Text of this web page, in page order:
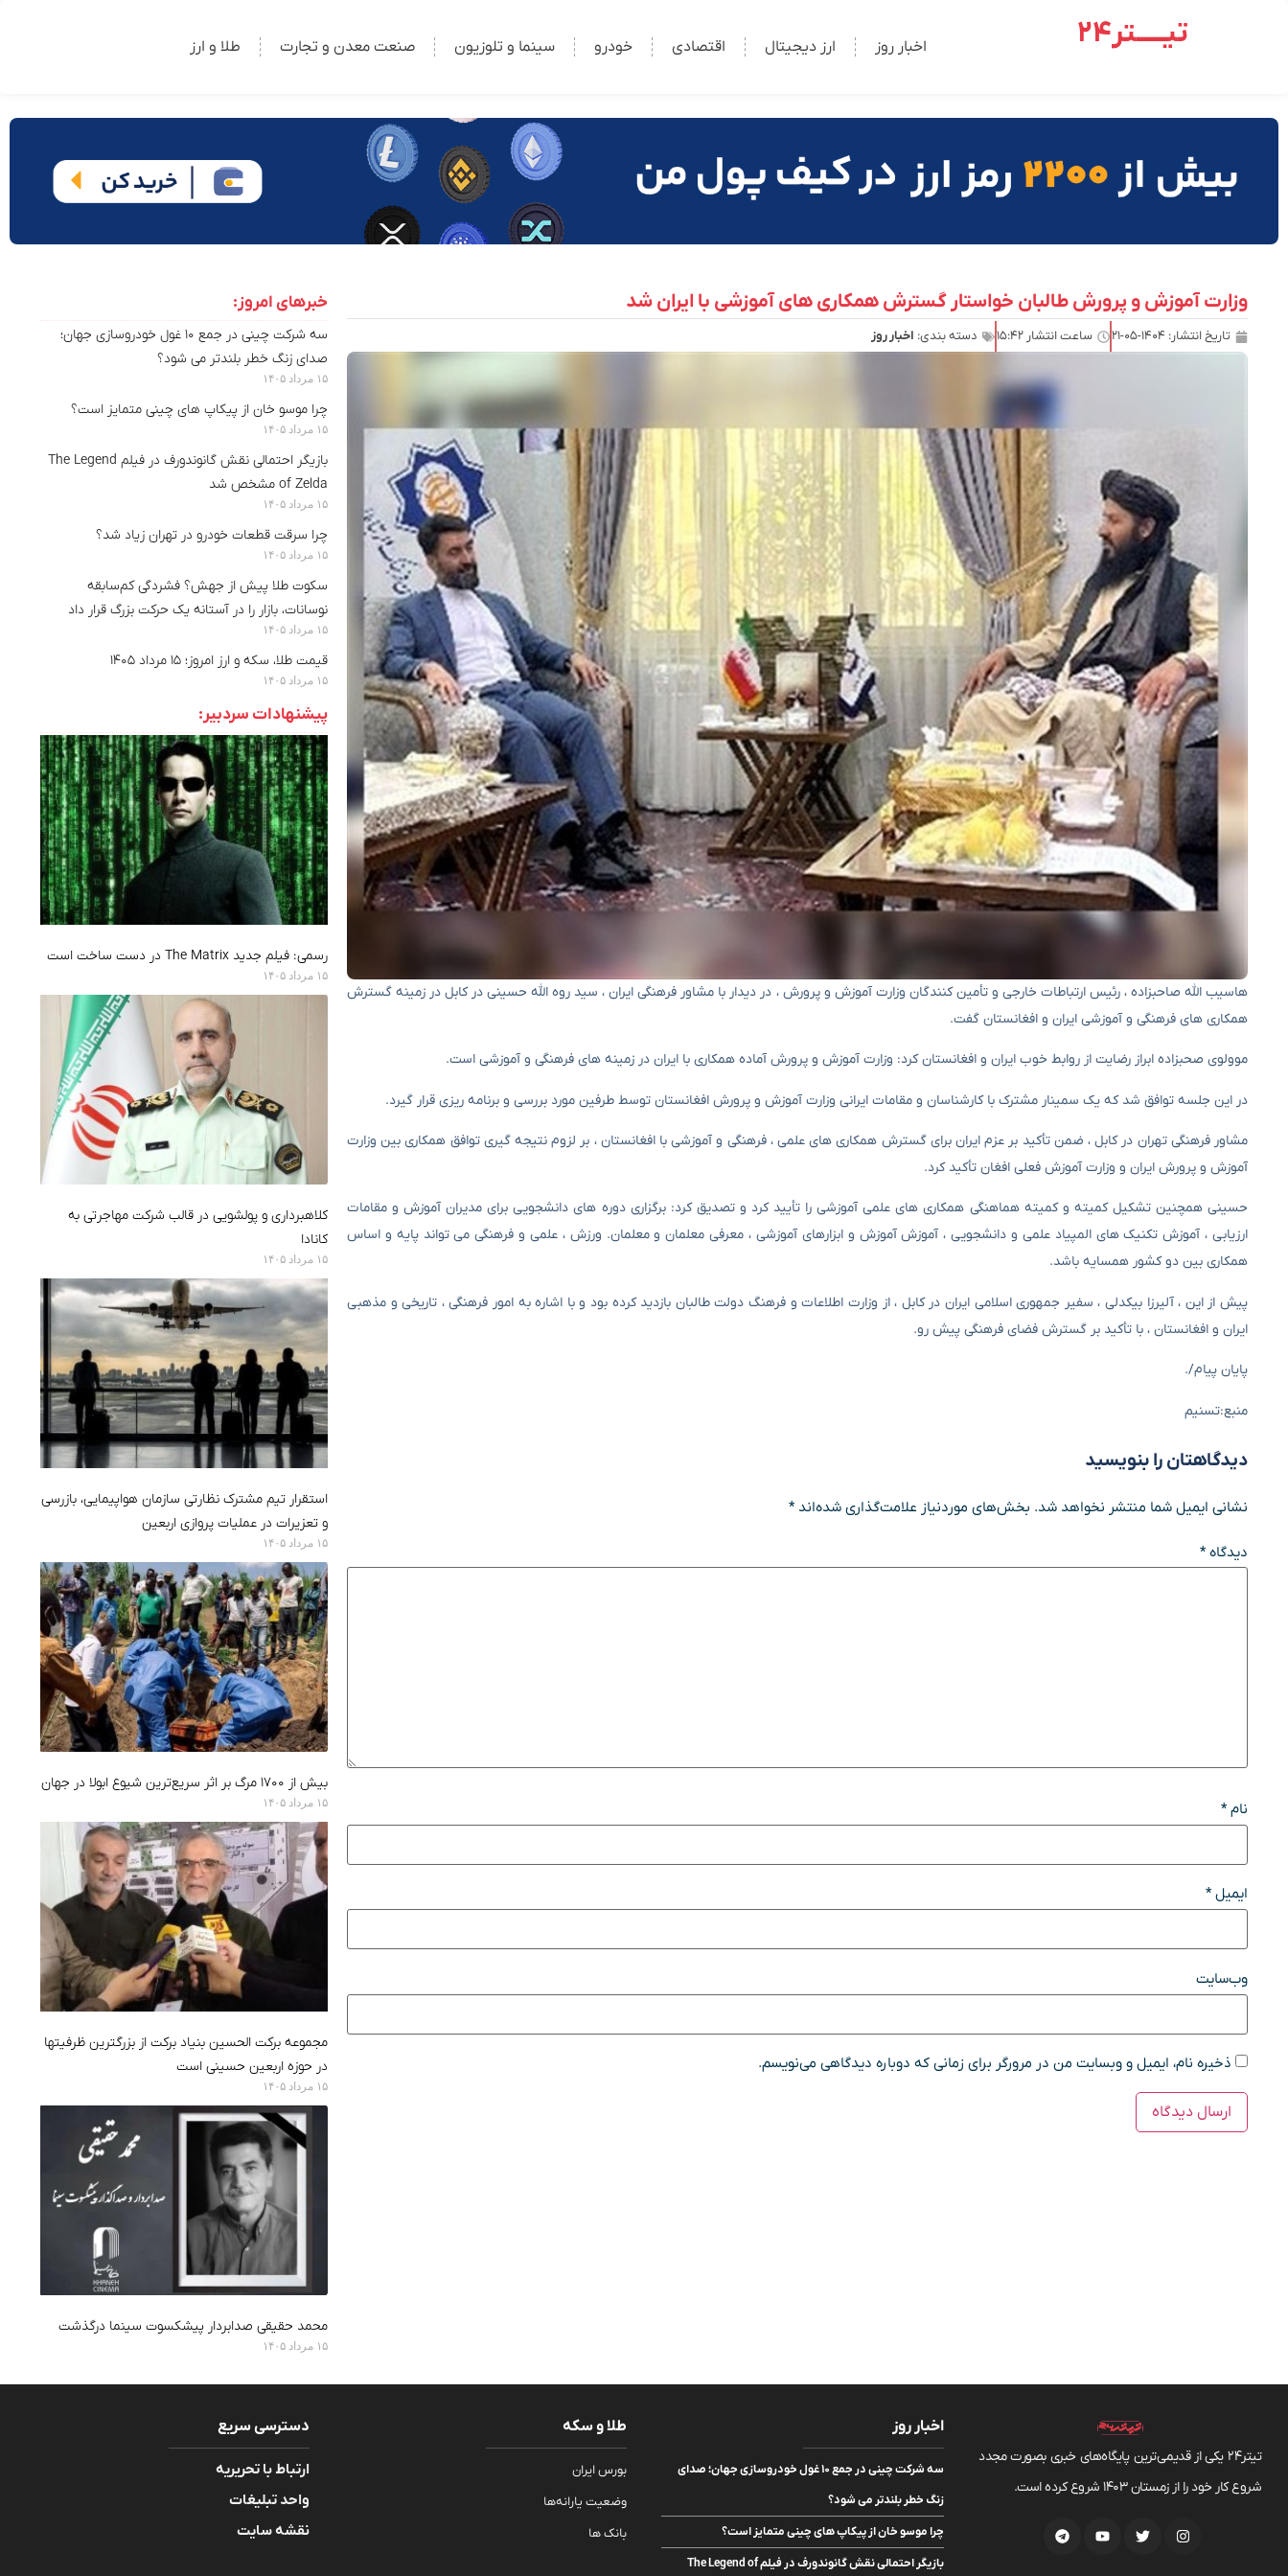
تیـــــتر24 اخبار روز ارز دیجیتال اقتصادی خودرو سینما و تلوزیون صنعت معدن و تجارت طلا و ارز
وزارت آموزش و پرورش طالبان خواستار گسترش همکاری های آموزشی با ایران شد
تاریخ انتشار: ۱۴۰۴-۰۵-۲۱ ساعت انتشار ۱۵:۴۲ دسته بندی: اخبار روز
هاسیب الله صاحبزاده ، رئیس ارتباطات خارجی و تأمین کنندگان وزارت آموزش و پرورش ، در دیدار با مشاور فرهنگی ایران ، سید روه الله حسینی در کابل در زمینه گسترش
همکاری های فرهنگی و آموزشی ایران و افغانستان گفت.
موولوی صحبزاده ابراز رضایت از روابط خوب ایران و افغانستان کرد: وزارت آموزش و پرورش آماده همکاری با ایران در زمینه های فرهنگی و آموزشی است.
در این جلسه توافق شد که یک سمینار مشترک با کارشناسان و مقامات ایرانی وزارت آموزش و پرورش افغانستان توسط طرفین مورد بررسی و برنامه ریزی قرار گیرد.
مشاور فرهنگی تهران در کابل ، ضمن تأکید بر عزم ایران برای گسترش همکاری های علمی ، فرهنگی و آموزشی با افغانستان ، بر لزوم نتیجه گیری توافق همکاری بین وزارت
آموزش و پرورش ایران و وزارت آموزش فعلی افغان تأکید کرد.
حسینی همچنین تشکیل کمیته و کمیته هماهنگی همکاری های علمی آموزشی را تأیید کرد و تصدیق کرد: برگزاری دوره های دانشجویی برای مدیران آموزش و مقامات
ارزیابی ، آموزش تکنیک های المپیاد علمی و دانشجویی ، آموزش آموزش و ابزارهای آموزشی ، معرفی معلمان و معلمان. ورزش ، علمی و فرهنگی می تواند پایه و اساس
همکاری بین دو کشور همسایه باشد.
پیش از این ، آلیرزا بیکدلی ، سفیر جمهوری اسلامی ایران در کابل ، از وزارت اطلاعات و فرهنگ دولت طالبان بازدید کرده بود و با اشاره به امور فرهنگی ، تاریخی و مذهبی
ایران و افغانستان ، با تأکید بر گسترش فضای فرهنگی پیش رو.
پایان پیام/.
منبع:تسنیم
دیدگاهتان را بنویسید
نشانی ایمیل شما منتشر نخواهد شد. بخش‌های موردنیاز علامت‌گذاری شده‌اند*
دیدگاه*
نام*
ایمیل*
وب‌سایت
ذخیره نام، ایمیل و وبسایت من در مرورگر برای زمانی که دوباره دیدگاهی می‌نویسم.
خبرهای امروز:
سه شرکت چینی در جمع ۱۰ غول خودروسازی جهان؛
صدای زنگ خطر بلندتر می شود؟
۱۵ مرداد ۱۴۰۵
چرا موسو خان از پیکاپ های چینی متمایز است؟
۱۵ مرداد ۱۴۰۵
بازیگر احتمالی نقش گانوندورف در فیلم The Legend
of Zelda مشخص شد
۱۵ مرداد ۱۴۰۵
چرا سرقت قطعات خودرو در تهران زیاد شد؟
۱۵ مرداد ۱۴۰۵
سکوت طلا پیش از جهش؟ فشردگی کم‌سابقه
نوسانات، بازار را در آستانه یک حرکت بزرگ قرار داد
۱۵ مرداد ۱۴۰۵
قیمت طلا، سکه و ارز امروز؛ ۱۵ مرداد ۱۴۰۵
۱۵ مرداد ۱۴۰۵
پیشنهادات سردبیر:
رسمی: فیلم جدید The Matrix در دست ساخت است
۱۵ مرداد ۱۴۰۵
کلاهبرداری و پولشویی در قالب شرکت مهاجرتی به
کانادا
۱۵ مرداد ۱۴۰۵
استقرار تیم مشترک نظارتی سازمان هواپیمایی، بازرسی
و تعزیرات در عملیات پروازی اربعین
۱۵ مرداد ۱۴۰۵
بیش از ۱۷۰۰ مرگ بر اثر سریع‌ترین شیوع ابولا در جهان
۱۵ مرداد ۱۴۰۵
مجموعه برکت الحسین بنیاد برکت از بزرگترین ظرفیتها
در حوزه اربعین حسینی است
۱۵ مرداد ۱۴۰۵
محمد حقیقی صدابردار پیشکسوت سینما درگذشت
۱۵ مرداد ۱۴۰۵
تیتر24 یکی از قدیمی‌ترین پایگاه‌های خبری بصورت مجدد
شروع کار خود را از زمستان 1403 شروع کرده است.
اخبار روز
سه شرکت چینی در جمع ۱۰ غول خودروسازی جهان؛ صدای
زنگ خطر بلندتر می شود؟
چرا موسو خان از پیکاپ های چینی متمایز است؟
بازیگر احتمالی نقش گانوندورف در فیلم The Legend of
طلا و سکه
بورس ایران
وضعیت یارانه‌ها
بانک ها
دسترسی سریع
ارتباط با تحریریه
واحد تبلیغات
نقشه سایت